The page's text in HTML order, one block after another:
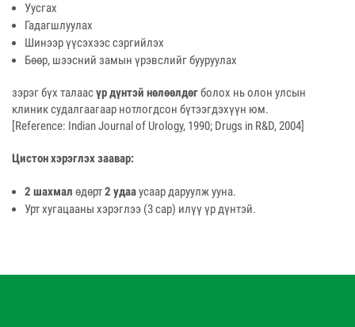
Уусгах
Гадагшлуулах
Шинээр үүсэхээс сэргийлэх
Бөөр, шээсний замын үрэвслийг бууруулах
зэрэг бүх талаасүр дүнтэй нөлөөлдөгболох нь олон улсын
клиник судалгаагаар нотлогдсон бүтээгдэхүүн юм.
[Reference: Indian Journal of Urology, 1990; Drugs in R&D, 2004]
Цистон хэрэглэх заавар:
2 шахмал өдөрт2 удааусаар даруулж ууна.
Урт хугацааны хэрэглээ (3 сар) илүү үр дүнтэй.